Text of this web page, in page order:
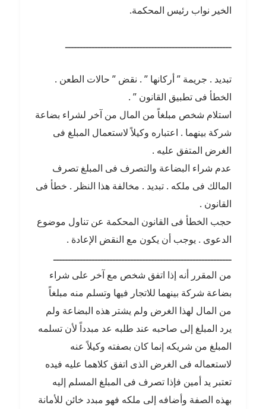
الخير نواب رئيس المحكمة.
ــــــــــــــــــــــــــــــــــــــــــــــــــــــــ
تبديد . جريمة ” أركانها ” . نقض ” حالات الطعن .
الخطأ فى تطبيق القانون ” .
استلام شخص مبلغاً من المال من آخر لشراء بضاعة
شركة بينهما . اعتباره وكيلاً لاستعمال المبلغ فى
الغرض المتفق عليه .
عدم شراء البضاعة والتصرف فى المبلغ تصرف
المالك فى ملكه . تبديد . مخالفة هذا النظر . خطأ فى
القانون .
حجب الخطأ فى القانون المحكمة عن تناول موضوع
الدعوى . يوجب أن يكون مع النقض الإعادة .
ــــــــــــــــــــــــــــــــــــــــــــــــــــــــــــ
من المقرر أنه إذا اتفق شخص مع آخر على شراء
بضاعة شركة بينهما للاتجار فيها وتسلم منه مبلغاً
من المال لهذا الغرض ولم يشتر هذه البضاعة ولم
يرد المبلغ إلى صاحبه عند طلبه عد مبدداً لأن تسلمه
المبلغ من شريكه إنما كان بصفته وكيلاً عنه
لاستعماله فى الغرض الذى اتفق كلاهما عليه فيده
تعتبر يد أمين فإذا تصرف فى المبلغ المسلم إليه
بهذه الصفة وأضافه إلى ملكه فهو مبدد خائن للأمانة